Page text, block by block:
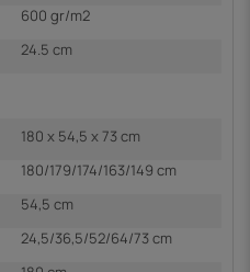
600 gr/m2
24.5 cm
180 x 54,5 x 73 cm
180/179/174/163/149 cm
54,5 cm
24,5/36,5/52/64/73 cm